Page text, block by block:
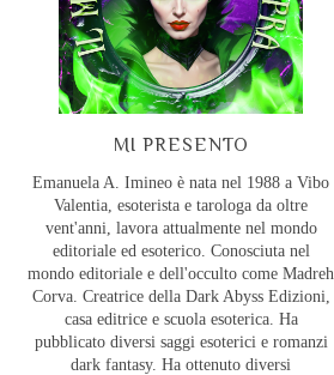
MI PRESENTO
Emanuela A. Imineo è nata nel 1988 a Vibo
Valentia, esoterista e tarologa da oltre
vent'anni, lavora attualmente nel mondo
editoriale ed esoterico. Conosciuta nel
mondo editoriale e dell'occulto come Madreh
Corva. Creatrice della Dark Abyss Edizioni,
casa editrice e scuola esoterica. Ha
pubblicato diversi saggi esoterici e romanzi
dark fantasy. Ha ottenuto diversi